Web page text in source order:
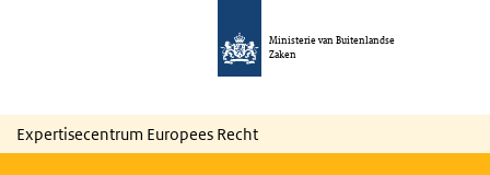
Ministerie van Buitenlandse
Zaken
Expertisecentrum Europees Recht